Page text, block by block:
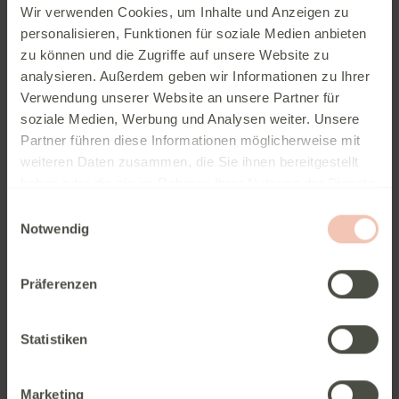
Wir verwenden Cookies, um Inhalte und Anzeigen zu
personalisieren, Funktionen für soziale Medien anbieten
zu können und die Zugriffe auf unsere Website zu
analysieren. Außerdem geben wir Informationen zu Ihrer
Verwendung unserer Website an unsere Partner für
soziale Medien, Werbung und Analysen weiter. Unsere
Partner führen diese Informationen möglicherweise mit
weiteren Daten zusammen, die Sie ihnen bereitgestellt
Notwendig
Präferenzen
Statistiken
Marketing
Ihre Nachricht
Wenn Sie über unser gesichertes Kontaktformular (SSL-